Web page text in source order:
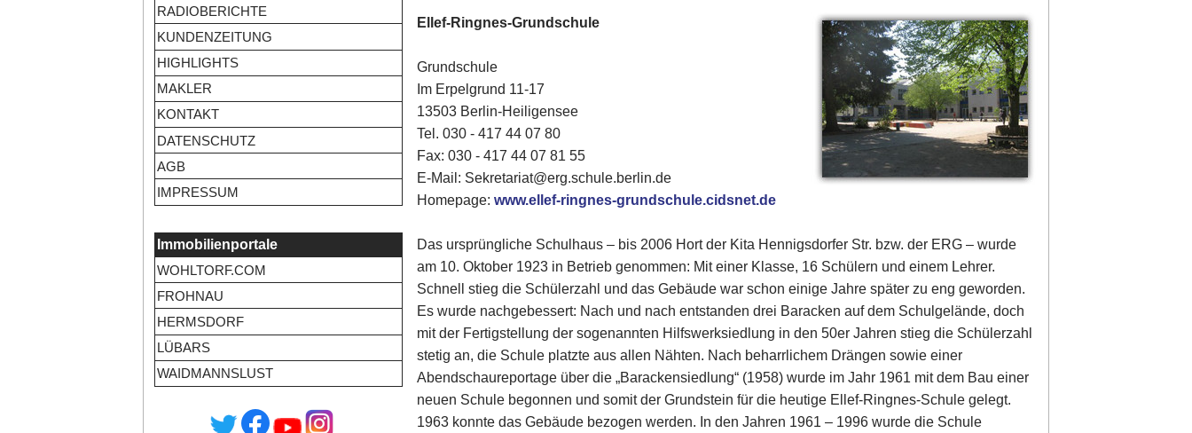
RADIOBERICHTE
KUNDENZEITUNG
HIGHLIGHTS
MAKLER
KONTAKT
DATENSCHUTZ
AGB
IMPRESSUM
Immobilienportale
WOHLTORF.COM
FROHNAU
HERMSDORF
LÜBARS
WAIDMANNSLUST
Ellef-Ringnes-Grundschule
Grundschule
Im Erpelgrund 11-17
13503 Berlin-Heiligensee
Tel. 030 - 417 44 07 80‎
Fax: 030 - 417 44 07 81 55
E-Mail: Sekretariat@erg.schule.berlin.de
Homepage:www.ellef-ringnes-grundschule.cidsnet.de
Das ursprüngliche Schulhaus – bis 2006 Hort der Kita Hennigsdorfer Str. bzw. der ERG – wurde
am 10. Oktober 1923 in Betrieb genommen: Mit einer Klasse, 16 Schülern und einem Lehrer.
Schnell stieg die Schülerzahl und das Gebäude war schon einige Jahre später zu eng geworden.
Es wurde nachgebessert: Nach und nach entstanden drei Baracken auf dem Schulgelände, doch
mit der Fertigstellung der sogenannten Hilfswerksiedlung in den 50er Jahren stieg die Schülerzahl
stetig an, die Schule platzte aus allen Nähten. Nach beharrlichem Drängen sowie einer
Abendschaureportage über die „Barackensiedlung“ (1958) wurde im Jahr 1961 mit dem Bau einer
neuen Schule begonnen und somit der Grundstein für die heutige Ellef-Ringnes-Schule gelegt.
1963 konnte das Gebäude bezogen werden. In den Jahren 1961 – 1996 wurde die Schule